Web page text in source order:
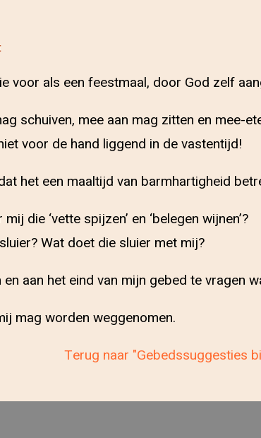
voor als een feestmaal, door God zelf
schuiven, mee aan mag zitten en mee-
voor de hand liggend in de vastentijd!
het een maaltijd van barmhartigheid
die ‘vette spijzen’ en ‘belegen wijnen’?
Wat doet die sluier met mij?
aan het eind van mijn gebed te vragen
mag worden weggenomen.
Terug naar "Gebedssuggesties